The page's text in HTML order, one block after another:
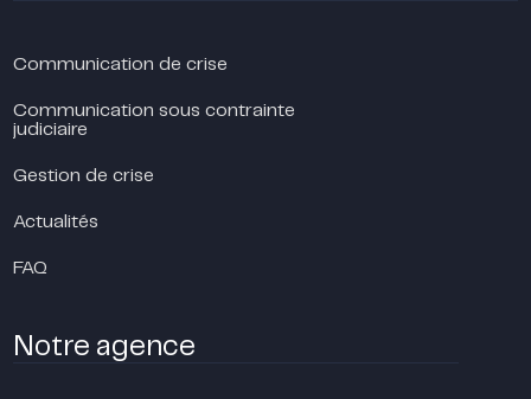
Communication de crise
Communication sous contrainte
judiciaire
Gestion de crise
Actualités
FAQ
Notre agence